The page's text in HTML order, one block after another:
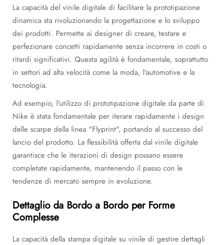
La capacità del vinile digitale di facilitare la prototipazione
dinamica sta rivoluzionando la progettazione e lo sviluppo
dei prodotti. Permette ai designer di creare, testare e
perfezionare concetti rapidamente senza incorrere in costi o
ritardi significativi. Questa agilità è fondamentale, soprattutto
in settori ad alta velocità come la moda, l'automotive e la
tecnologia.
Ad esempio, l'utilizzo di prototipazione digitale da parte di
Nike è stata fondamentale per iterare rapidamente i design
delle scarpe della linea "Flyprint", portando al successo del
lancio del prodotto. La flessibilità offerta dal vinile digitale
garantisce che le iterazioni di design possano essere
completate rapidamente, mantenendo il passo con le
tendenze di mercato sempre in evoluzione.
Dettaglio da Bordo a Bordo per Forme
Complesse
La capacità della stampa digitale su vinile di gestire dettagli